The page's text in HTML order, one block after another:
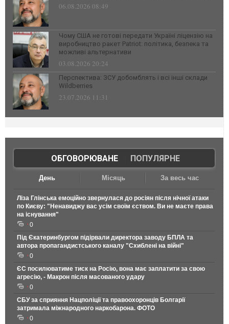
06.08.2026 08:49
Чому США не готові передати Україні ліцензію на
виробництво ракет Patriot: політика, безпека та
можливі альтернативи
03.08.2026 20:24
Перспектива: ЗСУ добомблять і всі інші склади
Wildberries
23.07.2026 11:31
ОБГОВОРЮВАНЕ| ПОПУЛЯРНЕ
День Місяць За весь час
Ліза Глінська емоційно звернулася до росіян після нічної атаки
по Києву: "Ненавиджу вас усім своїм єством. Ви не маєте права
на існування"
0
Під Єкатеринбургом підірвали директора заводу БПЛА та
автора пропагандистського каналу "Схиблені на війні"
0
ЄС посилюватиме тиск на Росію, вона має заплатити за свою
агресію, - Макрон після масованого удару
0
СБУ за сприяння Нацполіції та правоохоронців Болгарії
затримала міжнародного наркобарона. ФОТО
0